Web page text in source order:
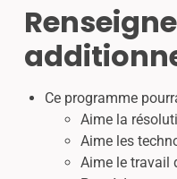
Ce programme
Aime la
Aime les
Aime le travail